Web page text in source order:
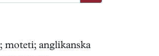
moteti; anglikanska